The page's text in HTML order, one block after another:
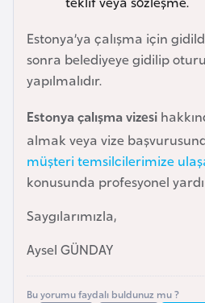
Estonya’ya çalışma için
sonra belediyeye gidilip
yapılmalıdır.
Estonya çalışma vizesi
almak veya vize
müşteri temsilcilerimize
konusunda profesyonel
Saygılarımızla,
Aysel GÜNDAY
Bu yorumu faydalı buldunuz mu ?
o
s
n
H
e
r
s
k
u